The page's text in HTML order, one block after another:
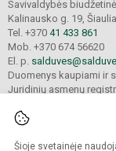
Šioje svetainėje
Savivaldybės
Kalinausko g. 19,
Tel. +370 41 433 861
Mob. +370 674 56620
El. p.
Duomenys kaupiami ir
Juridinių asmenų